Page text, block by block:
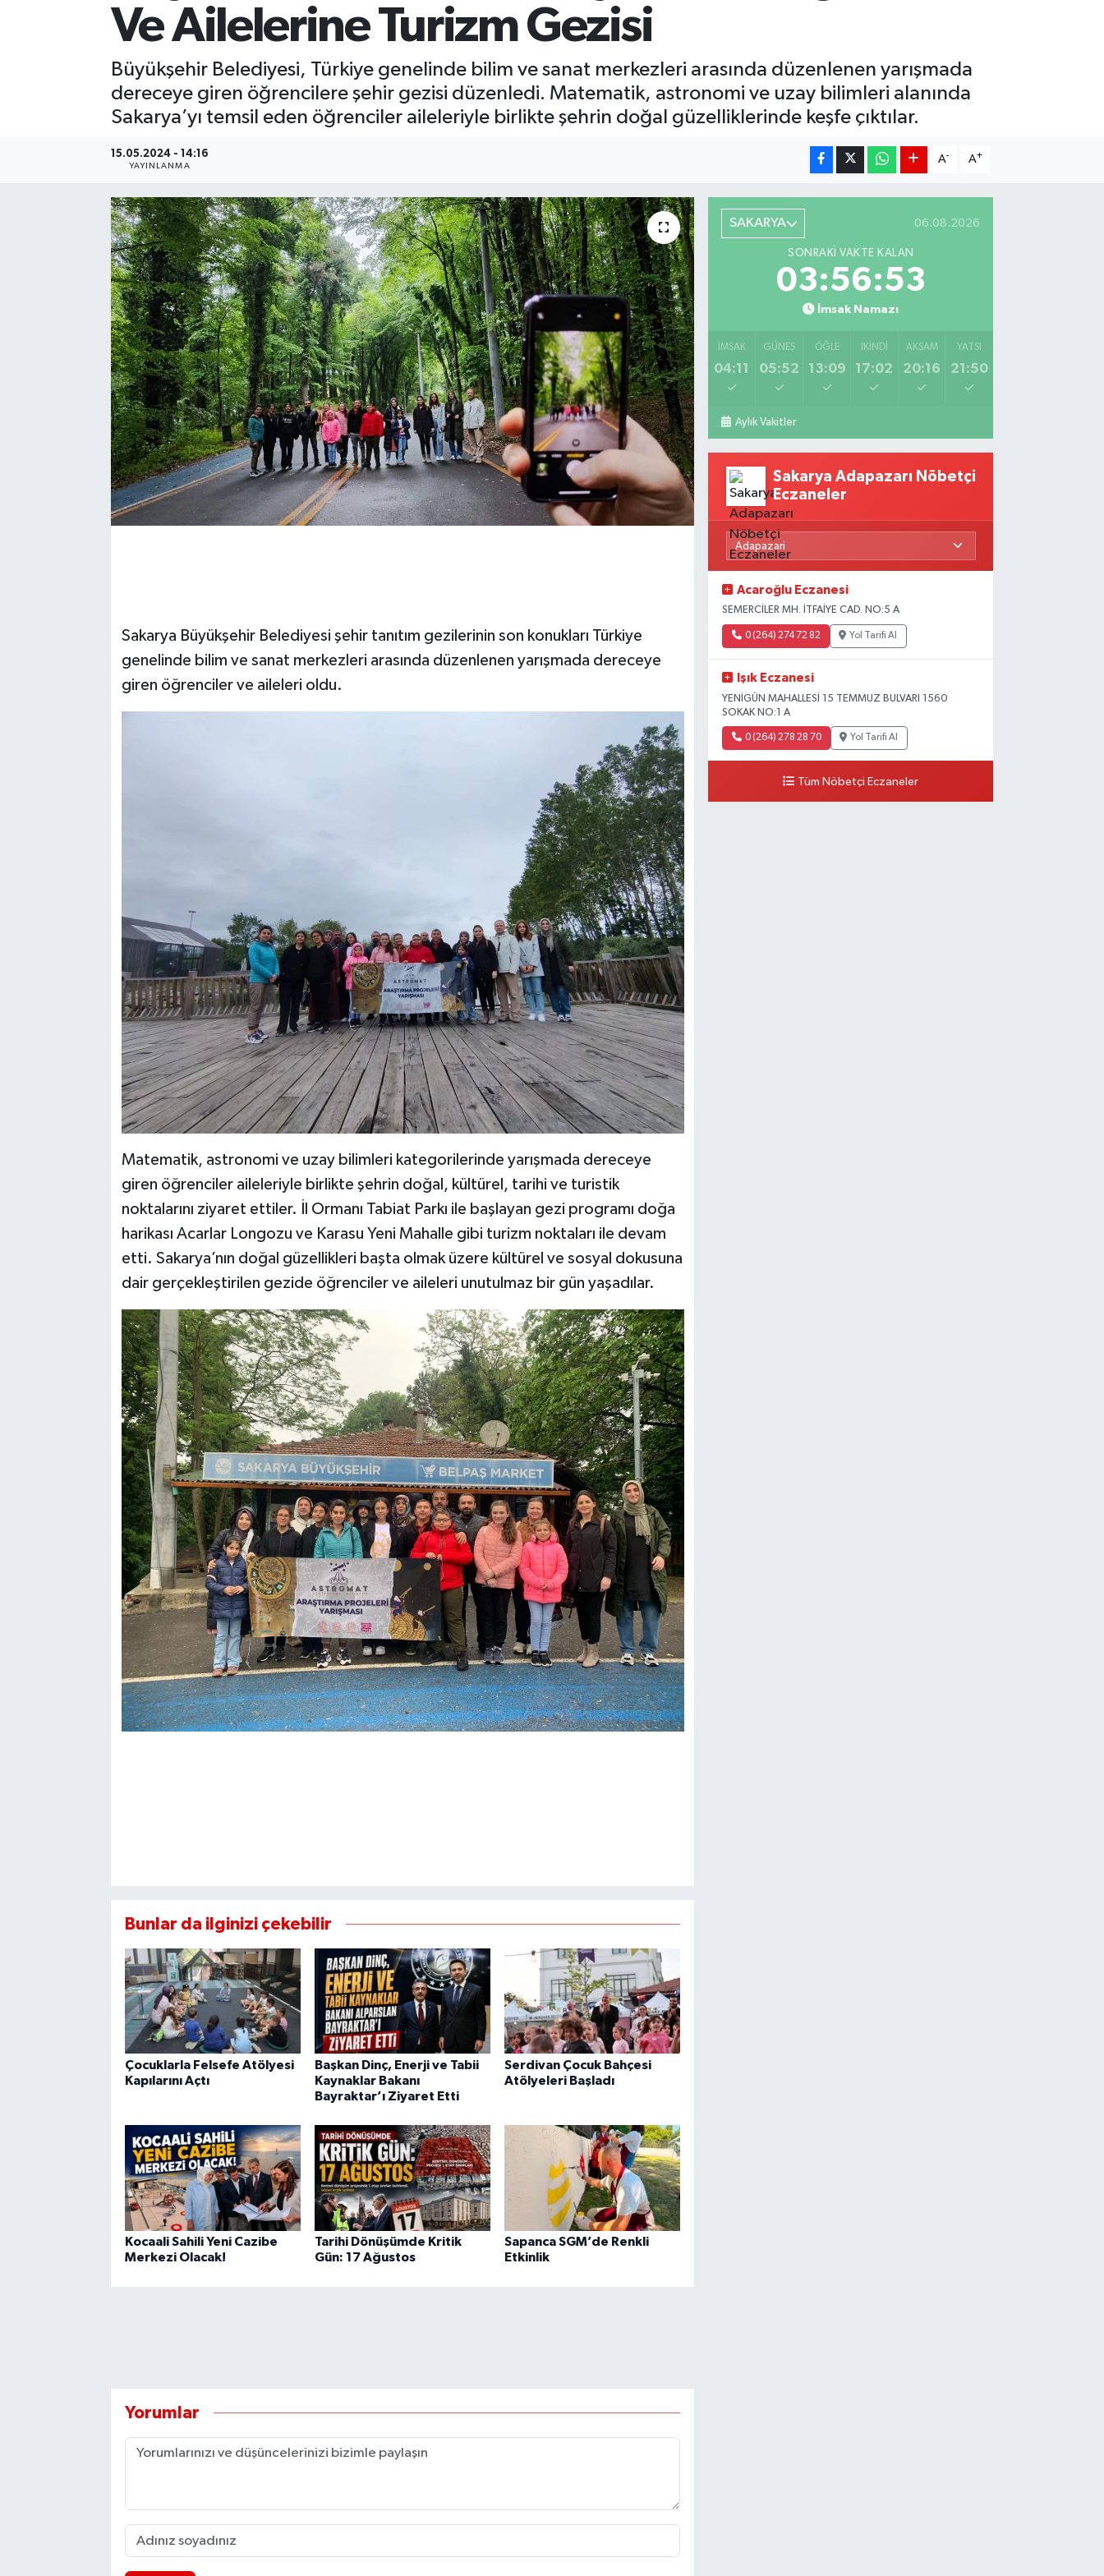
Ve Ailelerine Turizm Gezisi
Büyükşehir Belediyesi, Türkiye genelinde bilim ve sanat merkezleri arasında düzenlenen yarışmada
dereceye giren öğrencilere şehir gezisi düzenledi. Matematik, astronomi ve uzay bilimleri alanında
Sakarya’yı temsil eden öğrenciler aileleriyle birlikte şehrin doğal güzelliklerinde keşfe çıktılar.
15.05.2024 - 14:16
YAYINLANMA
A- A+
Sakarya Büyükşehir Belediyesi şehir tanıtım gezilerinin son konukları Türkiye
genelinde bilim ve sanat merkezleri arasında düzenlenen yarışmada dereceye
giren öğrenciler ve aileleri oldu.
Matematik, astronomi ve uzay bilimleri kategorilerinde yarışmada dereceye
giren öğrenciler aileleriyle birlikte şehrin doğal, kültürel, tarihi ve turistik
noktalarını ziyaret ettiler. İl Ormanı Tabiat Parkı ile başlayan gezi programı doğa
harikası Acarlar Longozu ve Karasu Yeni Mahalle gibi turizm noktaları ile devam
etti. Sakarya’nın doğal güzellikleri başta olmak üzere kültürel ve sosyal dokusuna
dair gerçekleştirilen gezide öğrenciler ve aileleri unutulmaz bir gün yaşadılar.
Bunlar da ilginizi çekebilir
Çocuklarla Felsefe Atölyesi
Kapılarını Açtı
Başkan Dinç, Enerji ve Tabii
Kaynaklar Bakanı
Bayraktar’ı Ziyaret Etti
Serdivan Çocuk Bahçesi
Atölyeleri Başladı
Kocaali Sahili Yeni Cazibe
Merkezi Olacak!
Tarihi Dönüşümde Kritik
Gün: 17 Ağustos
Sapanca SGM’de Renkli
Etkinlik
Yorumlar
SAKARYA 06.08.2026
SONRAKI VAKTE KALAN
03:56:52
İmsak Namazı
İMSAK
04:11
GÜNEŞ
05:52
ÖĞLE
13:09
İKINDI
17:02
AKŞAM
20:16
YATSI
21:50
Aylık Vakitler
Sakarya Adapazarı Nöbetçi
Eczaneler
Acaroğlu Eczanesi
SEMERCİLER MH. İTFAİYE CAD. NO:5 A
0 (264) 274 72 82 Yol Tarifi Al
Işık Eczanesi
YENİGÜN MAHALLESİ 15 TEMMUZ BULVARI 1560
SOKAK NO:1 A
0 (264) 278 28 70 Yol Tarifi Al
Tüm Nöbetçi Eczaneler